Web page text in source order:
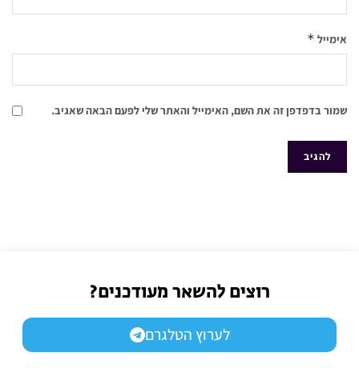
אימייל *
שמור בדפדפן זה את השם, האימייל והאתר שלי לפעם הבאה שאגיב.
רוצים להשאר מעודכנים?
לערוץ הטלגרם